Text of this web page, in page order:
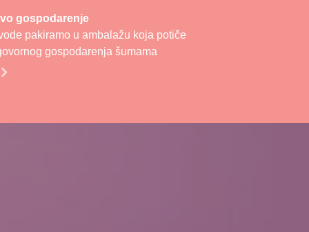
gospodarenje
pakiramo u ambalažu koja potiče
gospodarenja šumama